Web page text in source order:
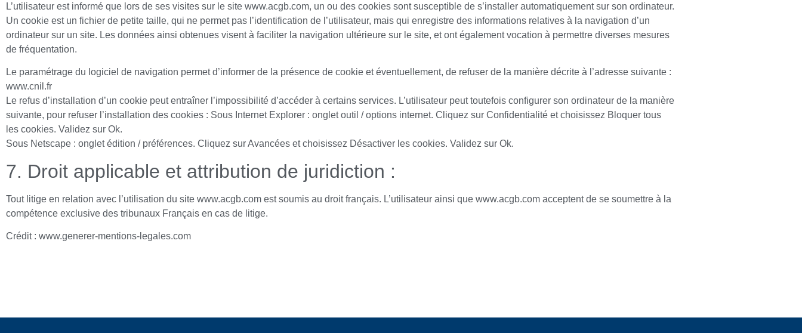
L’utilisateur est informé que lors de ses visites sur le site www.acgb.com, un ou des cookies sont susceptible de s’installer automatiquement sur son ordinateur.
Un cookie est un fichier de petite taille, qui ne permet pas l’identification de l’utilisateur, mais qui enregistre des informations relatives à la navigation d’un
ordinateur sur un site. Les données ainsi obtenues visent à faciliter la navigation ultérieure sur le site, et ont également vocation à permettre diverses mesures
de fréquentation.
Le paramétrage du logiciel de navigation permet d’informer de la présence de cookie et éventuellement, de refuser de la manière décrite à l’adresse suivante :
www.cnil.fr
Le refus d’installation d’un cookie peut entraîner l’impossibilité d’accéder à certains services. L’utilisateur peut toutefois configurer son ordinateur de la manière
suivante, pour refuser l’installation des cookies : Sous Internet Explorer : onglet outil / options internet. Cliquez sur Confidentialité et choisissez Bloquer tous
les cookies. Validez sur Ok.
Sous Netscape : onglet édition / préférences. Cliquez sur Avancées et choisissez Désactiver les cookies. Validez sur Ok.
7. Droit applicable et attribution de juridiction :
Tout litige en relation avec l’utilisation du site www.acgb.com est soumis au droit français. L’utilisateur ainsi que www.acgb.com acceptent de se soumettre à la
compétence exclusive des tribunaux Français en cas de litige.
Crédit : www.generer-mentions-legales.com